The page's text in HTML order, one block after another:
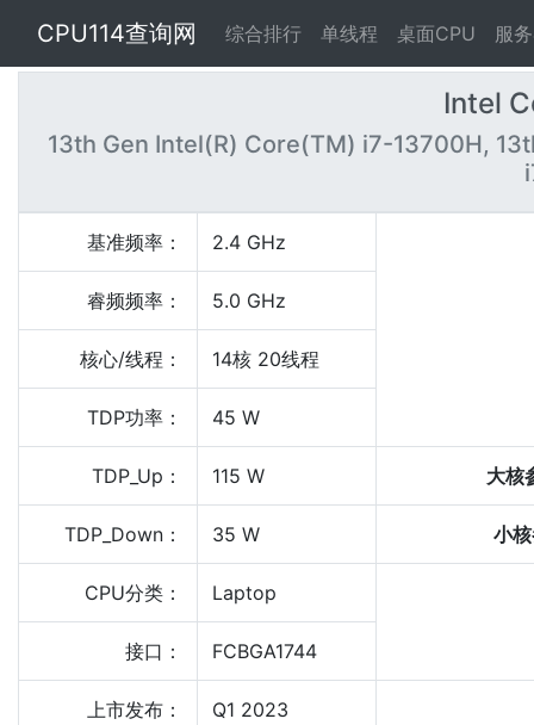
CPU114查询网 综合排行 单线程 桌面CPU 服
Intel
13th Gen Intel(R) Core(TM) i7-13700H,
基准频率： 2.4 GHz
睿频频率： 5.0 GHz
核心/线程： 14核 20线程
TDP功率： 45 W
TDP_Up： 115 W 大核
TDP_Down： 35 W 小
CPU分类： Laptop
接口： FCBGA1744
上市发布： Q1 2023